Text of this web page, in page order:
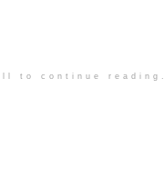
to continue reading.